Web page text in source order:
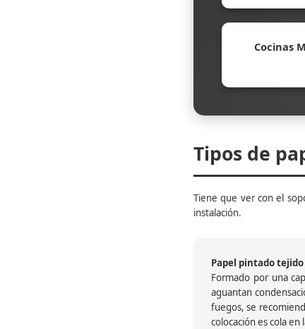
Cocinas
Tipos de
Tiene que ver con el
instalación.
Papel pintado
Formado por una
aguantan
fuegos, se
colocación es cola